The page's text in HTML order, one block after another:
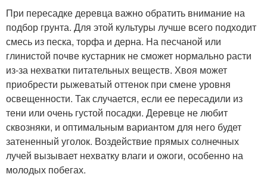
При пересадке деревца важно обратить внимание на
подбор грунта. Для этой культуры лучше всего подходит
смесь из песка, торфа и дерна. На песчаной или
глинистой почве кустарник не сможет нормально расти
из-за нехватки питательных веществ. Хвоя может
приобрести рыжеватый оттенок при смене уровня
освещенности. Так случается, если ее пересадили из
тени или очень густой посадки. Деревце не любит
сквозняки, и оптимальным вариантом для него будет
затененный уголок. Воздействие прямых солнечных
лучей вызывает нехватку влаги и ожоги, особенно на
молодых побегах.